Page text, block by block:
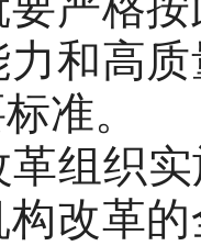
和高
准。
组织
改革